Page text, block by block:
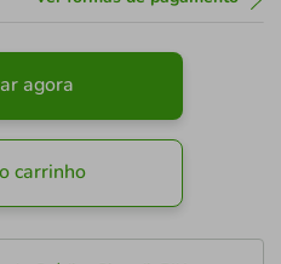
agora
carrinho